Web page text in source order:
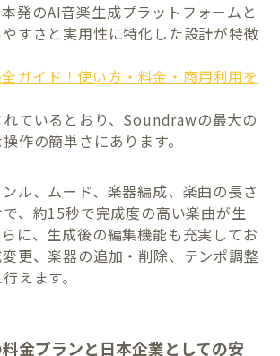
発のAI音楽生成プラットフォームと
すさと実用性に特化した設計が特徴
ガイド！使い方・料金・商用利用を
ているとおり、Soundrawの最大の
作の簡単さにあります。
ル、ムード、楽器編成、楽曲の長さ
、約15秒で完成度の高い楽曲が生
に、生成後の編集機能も充実してお
更、楽器の追加・削除、テンポ調整
えます。
金プランと日本企業としての安